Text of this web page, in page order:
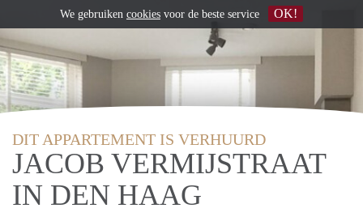
DIT APPARTEMENT IS VERHUURD
JACOB VERMIJSTRAAT
IN DEN HAAG
We gebruiken cookies voor de beste service OK!